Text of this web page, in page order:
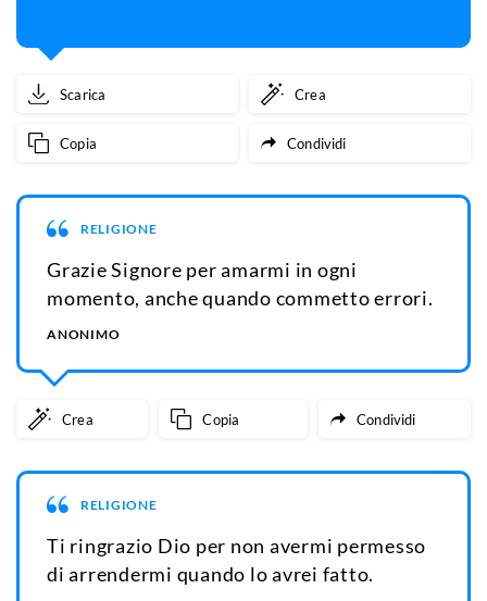
Scarica Crea
Copia Condividi
RELIGIONE
Grazie Signore per amarmi in ogni
momento, anche quando commetto errori.
ANONIMO
Crea Copia Condividi
RELIGIONE
Ti ringrazio Dio per non avermi permesso
di arrendermi quando lo avrei fatto.